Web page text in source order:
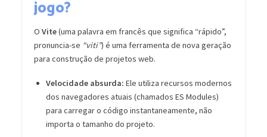
jogo?
O Vite(uma palavra em francês que significa “rápido”,
pronuncia-se “viti”) é uma ferramenta de nova geração
para construção de projetos web.
Velocidade absurda: Ele utiliza recursos modernos
dos navegadores atuais (chamados ES Modules)
para carregar o código instantaneamente, não
importa o tamanho do projeto.